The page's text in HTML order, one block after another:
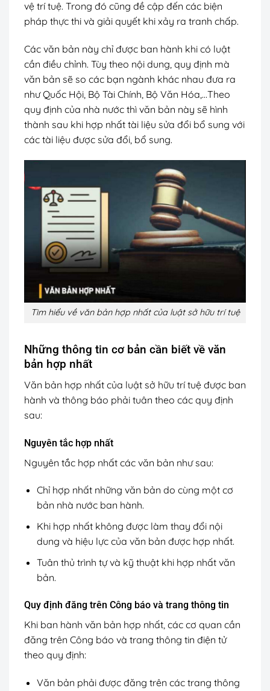
vệ trí tuệ. Trong đó cũng đề cập đến các biện
pháp thực thi và giải quyết khi xảy ra tranh chấp.
Các văn bản này chỉ được ban hành khi có luật
cần điều chỉnh. Tùy theo nội dung, quy định mà
văn bản sẽ so các bạn ngành khác nhau đưa ra
như Quốc Hội, Bộ Tài Chính, Bộ Văn Hóa,…Theo
quy định của nhà nước thì văn bản này sẽ hình
thành sau khi hợp nhất tài liệu sửa đổi bổ sung với
các tài liệu được sửa đổi, bổ sung.
Tìm hiểu về văn bản hợp nhất của luật sở hữu trí tuệ
Những thông tin cơ bản cần biết về văn
bản hợp nhất
Văn bản hợp nhất của luật sở hữu trí tuệ được ban
hành và thông báo phải tuân theo các quy định
sau:
Nguyên tắc hợp nhất
Nguyên tắc hợp nhất các văn bản như sau:
Chỉ hợp nhất những văn bản do cùng một cơ
bản nhà nước ban hành.
Khi hợp nhất không được làm thay đổi nội
dung và hiệu lực của văn bản được hợp nhất.
Tuân thủ trình tự và kỹ thuật khi hợp nhất văn
bản.
Quy định đăng trên Công báo và trang thông tin
Khi ban hành văn bản hợp nhất, các cơ quan cần
đăng trên Công báo và trang thông tin điện tử
theo quy định:
Văn bản phải được đăng trên các trang thông